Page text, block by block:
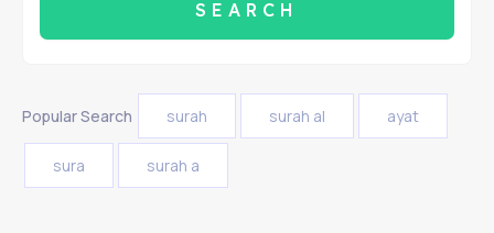
Popular Search surah surah al ayat
sura surah a